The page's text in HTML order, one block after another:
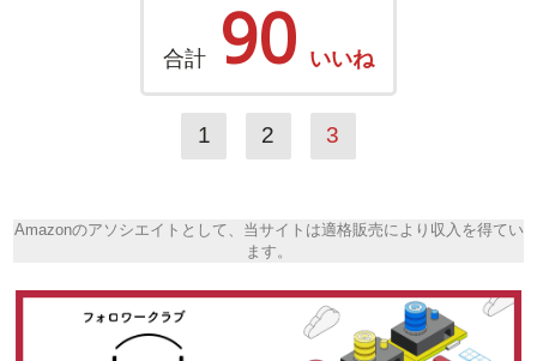
合計 90 いいね
1 2 3
Amazonのアソシエイトとして、当サイトは適格販売により収入を得てい
ます。